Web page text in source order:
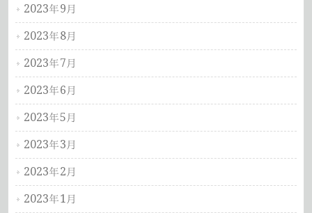
2023年9月
2023年8月
2023年7月
2023年6月
2023年5月
2023年3月
2023年2月
2023年1月